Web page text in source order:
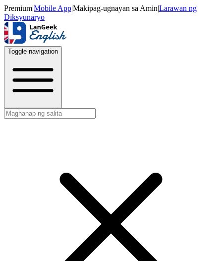
Premium|Mobile App|Makipag-ugnayan sa Amin|Larawan ng
Diksyunaryo
Toggle navigation